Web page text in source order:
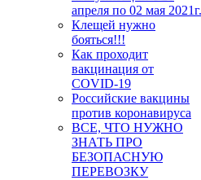
апреля по 02 мая 2021г.
Клещей нужно
бояться!!!
Как проходит
вакцинация от
COVID-19
Российские вакцины
против коронавируса
ВСЕ, ЧТО НУЖНО
ЗНАТЬ ПРО
БЕЗОПАСНУЮ
ПЕРЕВОЗКУ